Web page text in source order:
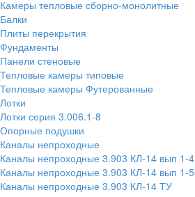
Камеры тепловые сборно-монолитные
Балки
Плиты перекрытия
Фундаменты
Панели стеновые
Тепловые камеры типовые
Тепловые камеры Футерованные
Лотки
Лотки серия 3.006.1-8
Опорные подушки
Каналы непроходные
Каналы непроходные 3.903 КЛ-14 вып 1-4
Каналы непроходные 3.903 КЛ-14 вып 1-5
Каналы непроходные 3.903 КЛ-14 ТУ